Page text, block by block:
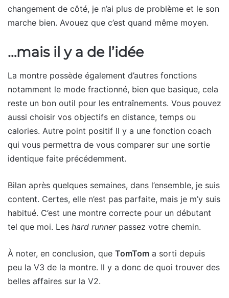
changement de côté, je n’ai plus de problème et le son
marche bien. Avouez que c’est quand même moyen.
…mais il y a de l’idée
La montre possède également d’autres fonctions
notamment le mode fractionné, bien que basique, cela
reste un bon outil pour les entraînements. Vous pouvez
aussi choisir vos objectifs en distance, temps ou
calories. Autre point positif Il y a une fonction coach
qui vous permettra de vous comparer sur une sortie
identique faite précédemment.
Bilan après quelques semaines, dans l’ensemble, je suis
content. Certes, elle n’est pas parfaite, mais je m’y suis
habitué. C’est une montre correcte pour un débutant
tel que moi. Les hard runnerpassez votre chemin.
À noter, en conclusion, que TomTom a sorti depuis
peu la V3 de la montre. Il y a donc de quoi trouver des
belles affaires sur la V2.